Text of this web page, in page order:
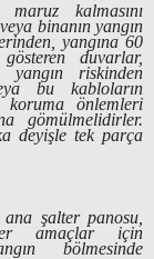
kalmasını
binanın yangın
yangına 60
duvarlar,
riskinden
bu kabloların
koruma önlemleri
gömülmelidirler.
deyişle tek parça
şalter panosu,
amaçlar için
bölmesinde